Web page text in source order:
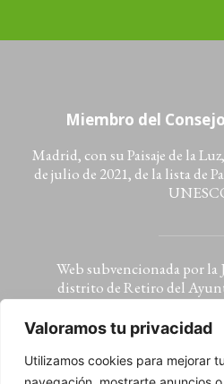
Valoramos tu privacidad
Utilizamos cookies para mejorar
Miembro del
Madrid, con su Paisaje de la
de julio de 2021, de la lista de
Web subvencionada por
distrito de Retiro del